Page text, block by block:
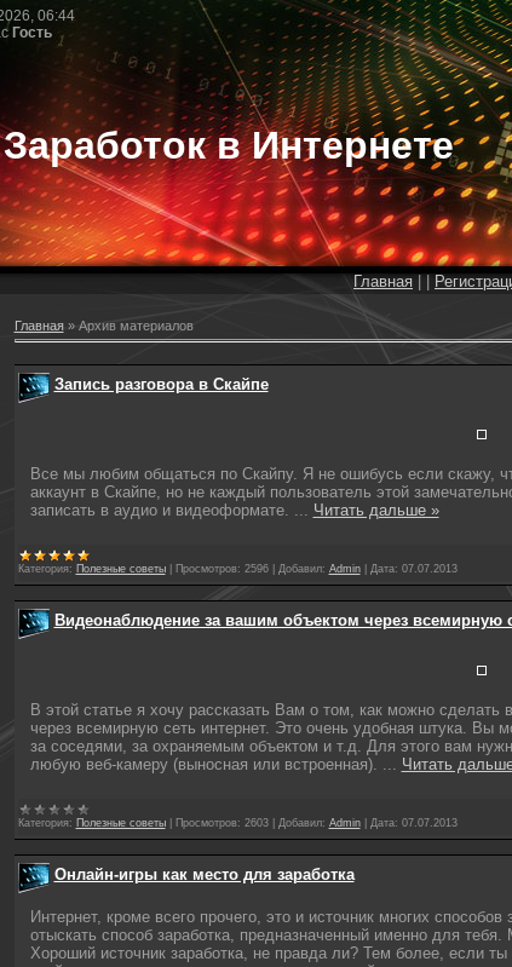
06:44
Гость
Заработок в Интернете
Главная
Главная» Архив материалов
Запись разговора в Скайпе
Все мы любим общаться по Скайпу. Я не ошибусь если скажу,
аккаунт в Скайпе, но не каждый пользователь этой
записать в аудио и видеоформате.
Читать дальше »
Категория: Полезные советы Просмотров: 2596 Добавил: Admin Дата: 07.07.2013
Видеонаблюдение за вашим объектом через всемирную
В этой статье я хочу рассказать Вам о том, как можно
через всемирную сеть интернет. Это очень удобная штука. Вы
за соседями, за охраняемым объектом и т.д. Для этого вам
любую веб-камеру (выносная или встроенная).
Читать
Категория: Полезные советы Просмотров: 2603 Добавил: Admin Дата: 07.07.2013
Онлайн-игры как место для заработка
Интернет, кроме всего прочего, это и источник многих
отыскать способ заработка, предназначенный именно для
Хороший источник заработка, не правда ли? Тем более, если